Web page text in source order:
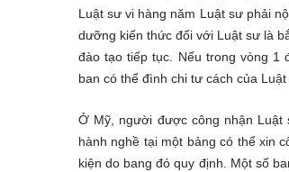
Luật sư vi hàng năm Luật sư phải
dưỡng kiến thức đối với Luật sư là
đào tạo tiếp tục. Nếu trong vòng 1
ban có thể đình chi tư cách của Luật
Ở Mỹ, người được công nhận Luật
hành nghề tại một bảng có thể xin
kiện do bang đó quy định. Một số